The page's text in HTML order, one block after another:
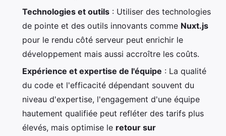
Technologies et outils : Utiliser des technologies
de pointe et des outils innovants comme Nuxt.js
pour le rendu côté serveur peut enrichir le
développement mais aussi accroître les coûts.
Expérience et expertise de l'équipe : La qualité
du code et l'efficacité dépendant souvent du
niveau d'expertise, l'engagement d'une équipe
hautement qualifiée peut refléter des tarifs plus
élevés, mais optimise le retour sur